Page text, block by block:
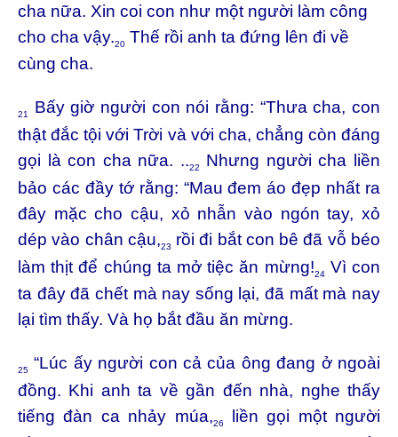
cha nữa. Xin coi con như một người làm công
cho cha vậy.20 Thế rồi anh ta đứng lên đi về
cùng cha.
21
Bấy giờ người con nói rằng: “Thưa cha, con
thật đắc tội với Trời và với cha, chẳng còn đáng
gọi là con cha nữa. ..22
Nhưng người cha liền
bảo các đầy tớ rằng: “Mau đem áo đẹp nhất ra
đây mặc cho cậu, xỏ nhẫn vào ngón tay, xỏ
dép vào chân cậu,23
rồi đi bắt con bê đã vỗ béo
làm thịt để chúng ta mở tiệc ăn mừng!24 Vì con
ta đây đã chết mà nay sống lại, đã mất mà nay
lại tìm thấy. Và họ bắt đầu ăn mừng.
25 “Lúc ấy người con cả của ông đang ở ngoài
đồng. Khi anh ta về gần đến nhà, nghe thấy
tiếng đàn ca nhảy múa,26
liền gọi một người